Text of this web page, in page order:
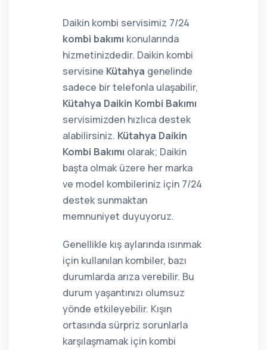
Daikin kombi servisimiz 7/24
kombi bakımı konularında
hizmetinizdedir. Daikin kombi
servisine Kütahya genelinde
sadece bir telefonla ulaşabilir,
Kütahya Daikin Kombi Bakımı
servisimizden hızlıca destek
alabilirsiniz. Kütahya Daikin
Kombi Bakımı olarak; Daikin
başta olmak üzere her marka
ve model kombileriniz için 7/24
destek sunmaktan
memnuniyet duyuyoruz.
Genellikle kış aylarında ısınmak
için kullanılan kombiler, bazı
durumlarda arıza verebilir. Bu
durum yaşantınızı olumsuz
yönde etkileyebilir. Kışın
ortasında sürpriz sorunlarla
karşılaşmamak için kombi